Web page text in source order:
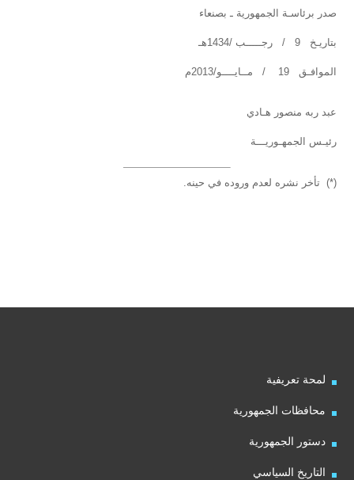
صدر برئاسـة الجمهورية ـ بصنعاء
بتاريـخ 9 / رجـــــب /1434هـ
الموافـق 19 / مــايــــو/2013م
عبد ربه منصور هـادي
رئيـس الجمهـوريـــة
(*) تأخر نشره لعدم وروده في حينه.
لمحة تعريفية
محافظات الجمهورية
دستور الجمهورية
التاريخ السياسي